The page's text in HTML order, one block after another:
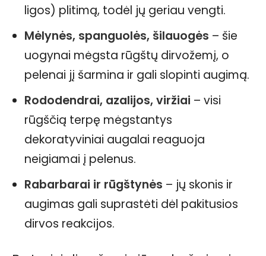
ligos) plitimą, todėl jų geriau vengti.
Mėlynės, spanguolės, šilauogės – šie
uogynai mėgsta rūgštų dirvožemį, o
pelenai jį šarmina ir gali slopinti augimą.
Rododendrai, azalijos, viržiai – visi
rūgščią terpę mėgstantys
dekoratyviniai augalai reaguoja
neigiamai į pelenus.
Rabarbarai ir rūgštynės – jų skonis ir
augimas gali suprastėti dėl pakitusios
dirvos reakcijos.